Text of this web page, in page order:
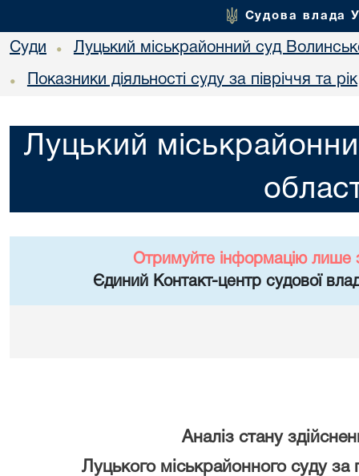
Судова влада
Суди • Луцький міськрайонний суд
• Показники діяльності суду за півріччя та рік
Луцький
Отримуйте інформацію лише
Єдиний Контакт-центр судової
Аналіз стану
Луцького міськрайонного суду за